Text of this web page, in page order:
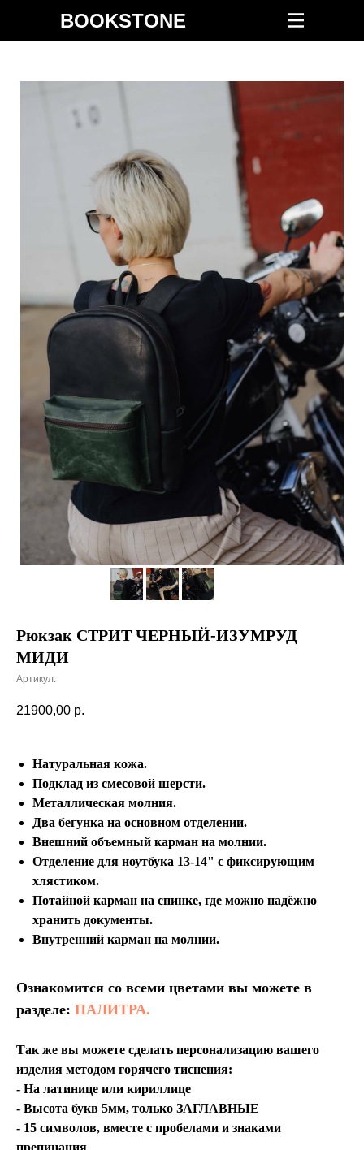
BOOKSTONE
Рюкзак СТРИТ ЧЕРНЫЙ-ИЗУМРУД
МИДИ
Артикул:
21900,00 р.
Натуральная кожа.
Подклад из смесовой шерсти.
Металлическая молния.
Два бегунка на основном отделении.
Внешний объемный карман на молнии.
Отделение для ноутбука 13-14" с фиксирующим
хлястиком.
Потайной карман на спинке, где можно надёжно
хранить документы.
Внутренний карман на молнии.
Ознакомится со всеми цветами вы можете в
разделе: ПАЛИТРА.
Так же вы можете сделать персонализацию вашего
изделия методом горячего тиснения:
- На латинице или кириллице
- Высота букв 5мм, только ЗАГЛАВНЫЕ
- 15 символов, вместе с пробелами и знаками